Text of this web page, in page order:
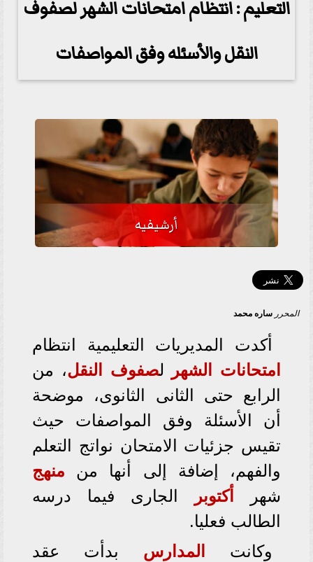
التعليم : انتظام امتحانات الشهر لصفوف
النقل والأسئله وفق المواصفات
أرشيفيه
المحرر ساره محمد
أكدت المديريات التعليمية انتظام
امتحانات الشهر
لصفوف النقل، من
الرابع حتى الثانى الثانوى، موضحة
أن الأسئلة وفق المواصفات حيث
تقيس جزئيات الامتحان نواتج التعلم
والفهم، إضافة إلى أنها من منهج
شهر
أكتوبر
الجارى فيما درسه
الطالب فعليا.
وكانت
المدارس بدأت عقد